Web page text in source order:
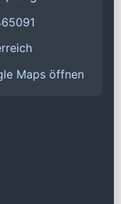
Maps öffnen